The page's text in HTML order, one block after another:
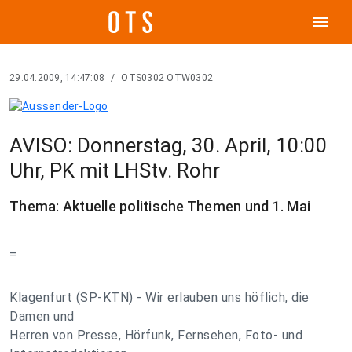
menu
29.04.2009, 14:47:08 / OTS0302 OTW0302
AVISO: Donnerstag, 30. April, 10:00
Uhr, PK mit LHStv. Rohr
Thema: Aktuelle politische Themen und 1. Mai
=
Klagenfurt (SP-KTN) - Wir erlauben uns höflich, die
Damen und
Herren von Presse, Hörfunk, Fernsehen, Foto- und